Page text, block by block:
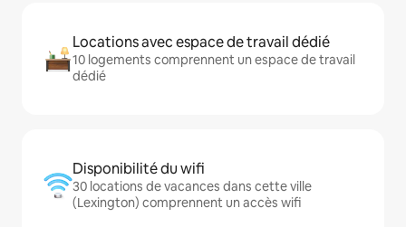
Locations avec espace de travail dédié
10 logements comprennent un espace de travail
dédié
Disponibilité du wifi
30 locations de vacances dans cette ville
(Lexington) comprennent un accès wifi